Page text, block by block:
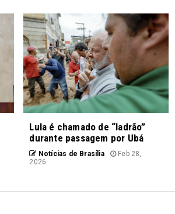
Lula é chamado de “ladrão”
durante passagem por Ubá
Notícias de Brasília
Feb 28,
2026